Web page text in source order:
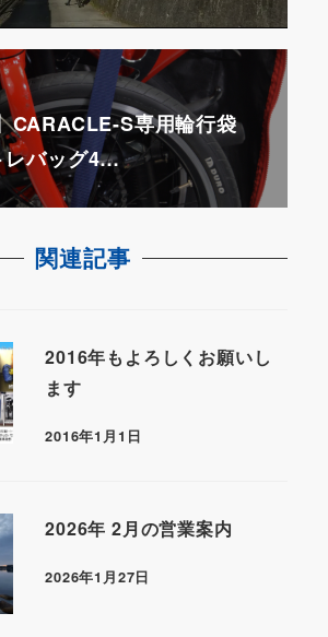
CARACLE-S専用輪行袋
レバッグ4…
関連記事
2016年もよろしくお願いし
ます
2016年1月1日
2026年 2月の営業案内
2026年1月27日